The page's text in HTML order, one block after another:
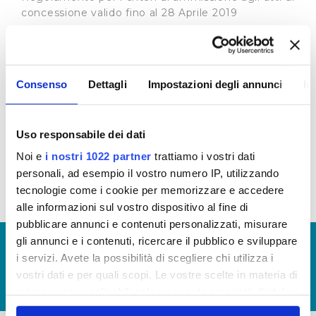
Consenso Dettagli Impostazioni degli annunci
Uso responsabile dei dati
Noi e i nostri 1022 partner trattiamo i vostri dati
personali, ad esempio il vostro numero IP, utilizzando
tecnologie come i cookie per memorizzare e accedere
alle informazioni sul vostro dispositivo al fine di
pubblicare annunci e contenuti personalizzati, misurare
gli annunci e i contenuti, ricercare il pubblico e sviluppare
i servizi. Avete la possibilità di scegliere chi utilizza i
vostri dati e per quali scopi. Le vostre scelte in materia di
in cui avete effettuato le vostre scelte. È possibile
concessione valido fino al 28 Aprile 2019
Regolamento per i criteri di ammissione agli atti di
concessione valido dal 29 Aprile 2019 fino al 2
Luglio 2019
Regolamento per i criteri di ammissione agli atti di
concessione in vigore dal 3 Luglio 2019
sole richieste di sponsorizzazione ricevute
entro e non oltre il 15/09/2019
© Copyright 2017 - 2026
GLOSSARIO
GIUDICA IL SERVIZIO